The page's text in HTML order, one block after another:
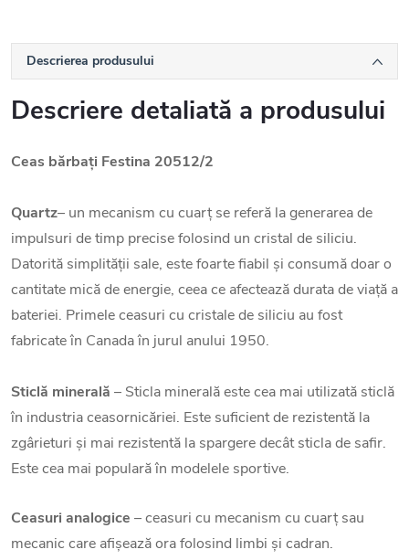
Descrierea produsului
Descriere detaliată a produsului
Ceas bărbați Festina 20512/2
Quartz– un mecanism cu cuarț se referă la generarea de
impulsuri de timp precise folosind un cristal de siliciu.
Datorită simplității sale, este foarte fiabil și consumă doar o
cantitate mică de energie, ceea ce afectează durata de viață a
bateriei. Primele ceasuri cu cristale de siliciu au fost
fabricate în Canada în jurul anului 1950.
Sticlă minerală – Sticla minerală este cea mai utilizată sticlă
în industria ceasornicăriei. Este suficient de rezistentă la
zgârieturi și mai rezistentă la spargere decât sticla de safir.
Este cea mai populară în modelele sportive.
Ceasuri analogice – ceasuri cu mecanism cu cuarț sau
mecanic care afișează ora folosind limbi și cadran.